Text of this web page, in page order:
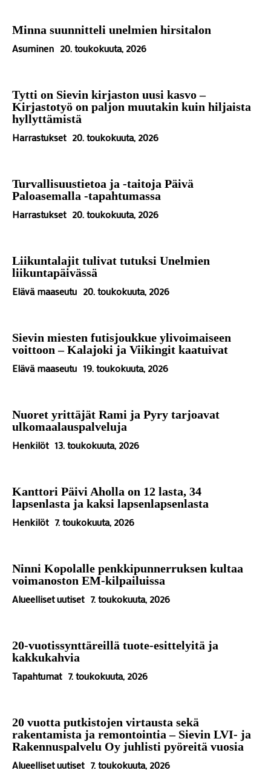
Minna suunnitteli unelmien hirsitalon
Asuminen 20. toukokuuta, 2026
Tytti on Sievin kirjaston uusi kasvo –
Kirjastotyö on paljon muutakin kuin hiljaista
hyllyttämistä
Harrastukset 20. toukokuuta, 2026
Turvallisuustietoa ja -taitoja Päivä
Paloasemalla -tapahtumassa
Harrastukset 20. toukokuuta, 2026
Liikuntalajit tulivat tutuksi Unelmien
liikuntapäivässä
Elävä maaseutu 20. toukokuuta, 2026
Sievin miesten futisjoukkue ylivoimaiseen
voittoon – Kalajoki ja Viikingit kaatuivat
Elävä maaseutu 19. toukokuuta, 2026
Nuoret yrittäjät Rami ja Pyry tarjoavat
ulkomaalauspalveluja
Henkilöt 13. toukokuuta, 2026
Kanttori Päivi Aholla on 12 lasta, 34
lapsenlasta ja kaksi lapsenlapsenlasta
Henkilöt 7. toukokuuta, 2026
Ninni Kopolalle penkkipunnerruksen kultaa
voimanoston EM-kilpailuissa
Alueelliset uutiset 7. toukokuuta, 2026
20-vuotissynttäreillä tuote-esittelyitä ja
kakkukahvia
Tapahtumat 7. toukokuuta, 2026
20 vuotta putkistojen virtausta sekä
rakentamista ja remontointia – Sievin LVI- ja
Rakennuspalvelu Oy juhlisti pyöreitä vuosia
Alueelliset uutiset 7. toukokuuta, 2026